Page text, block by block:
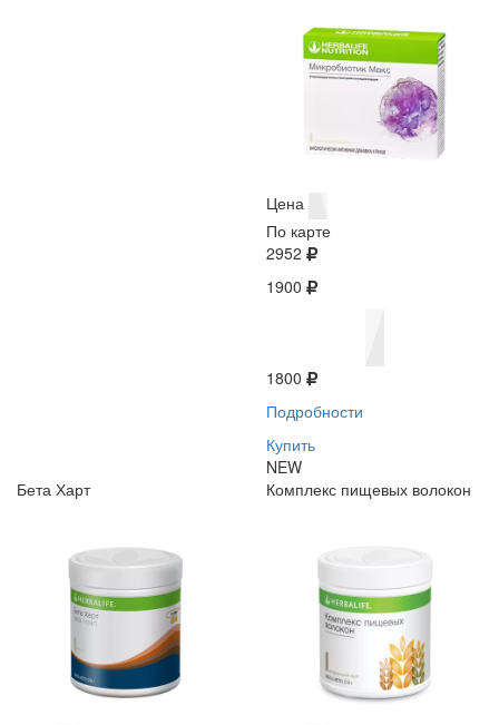
Цена
По карте
2952
1900
1800
Подробности
Купить
NEW
Бета Харт
Комплекс пищевых волокон